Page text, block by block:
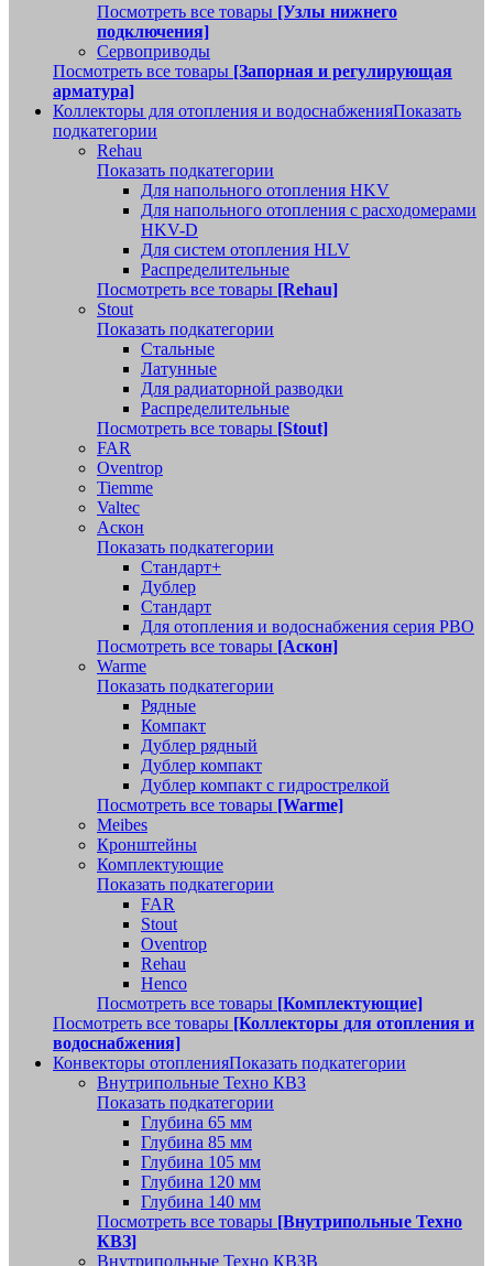
Посмотреть все товары [Узлы нижнего
подключения]
Сервоприводы
Посмотреть все товары [Запорная и регулирующая
арматура]
Коллекторы для отопления и водоснабженияПоказать
подкатегории
Rehau
Показать подкатегории
Для напольного отопления HKV
Для напольного отопления с расходомерами
HKV-D
Для систем отопления HLV
Распределительные
Посмотреть все товары [Rehau]
Stout
Показать подкатегории
Стальные
Латунные
Для радиаторной разводки
Распределительные
Посмотреть все товары [Stout]
FAR
Oventrop
Tiemme
Valtec
Аскон
Показать подкатегории
Стандарт+
Дублер
Стандарт
Для отопления и водоснабжения серия РВО
Посмотреть все товары [Аскон]
Warme
Показать подкатегории
Рядные
Компакт
Дублер рядный
Дублер компакт
Дублер компакт с гидрострелкой
Посмотреть все товары [Warme]
Meibes
Кронштейны
Комплектующие
Показать подкатегории
FAR
Stout
Oventrop
Rehau
Henco
Посмотреть все товары [Комплектующие]
Посмотреть все товары [Коллекторы для отопления и
водоснабжения]
Конвекторы отопленияПоказать подкатегории
Внутрипольные Техно КВЗ
Показать подкатегории
Глубина 65 мм
Глубина 85 мм
Глубина 105 мм
Глубина 120 мм
Глубина 140 мм
Посмотреть все товары [Внутрипольные Техно
КВЗ]
Внутрипольные Техно КВЗВ